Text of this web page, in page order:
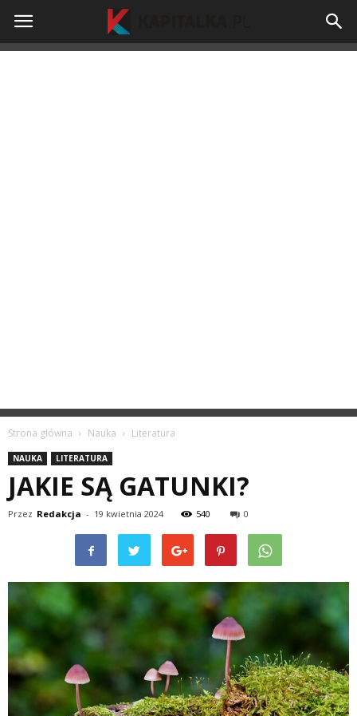
kapitalka.pl
Strona główna Nauka Literatura
NAUKA LITERATURA
JAKIE SĄ GATUNKI?
Przez Redakcja - 19 kwietnia 2024 540 0